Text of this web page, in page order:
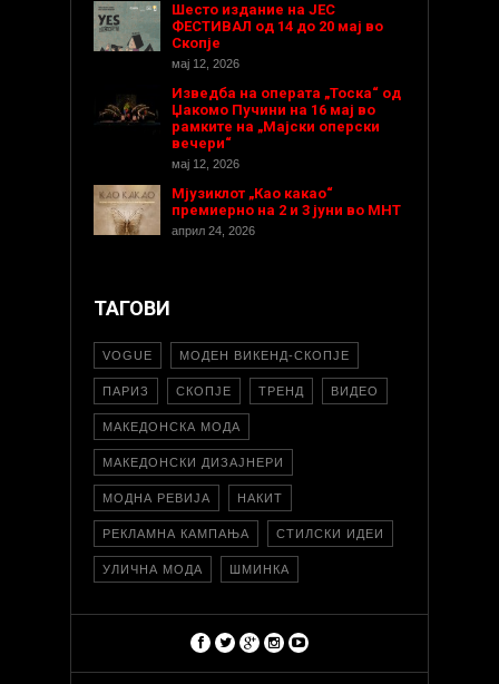
Шесто издание на ЈЕС
ФЕСТИВАЛ од 14 до 20 мај во
Скопје
мај 12, 2026
Изведба на операта „Тоска“ од
Џакомо Пучини на 16 мај во
рамките на „Мајски оперски
вечери“
мај 12, 2026
Мјузиклот „Као какао“
премиерно на 2 и 3 јуни во МНТ
април 24, 2026
ТАГОВИ
VOGUE МОДЕН ВИКЕНД-СКОПЈЕ
ПАРИЗ СКОПЈЕ ТРЕНД ВИДЕО
МАКЕДОНСКА МОДА
МАКЕДОНСКИ ДИЗАЈНЕРИ
МОДНА РЕВИЈА НАКИТ
РЕКЛАМНА КАМПАЊА СТИЛСКИ ИДЕИ
УЛИЧНА МОДА ШМИНКА